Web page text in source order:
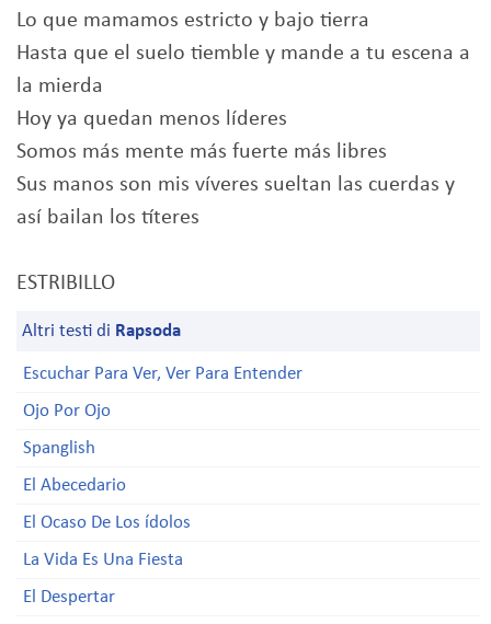
Lo que mamamos estricto y bajo tierra
Hasta que el suelo tiemble y mande a tu escena a
la mierda
Hoy ya quedan menos líderes
Somos más mente más fuerte más libres
Sus manos son mis víveres sueltan las cuerdas y
así bailan los títeres
ESTRIBILLO
Altri testi di Rapsoda
Escuchar Para Ver, Ver Para Entender
Ojo Por Ojo
Spanglish
El Abecedario
El Ocaso De Los ídolos
La Vida Es Una Fiesta
El Despertar